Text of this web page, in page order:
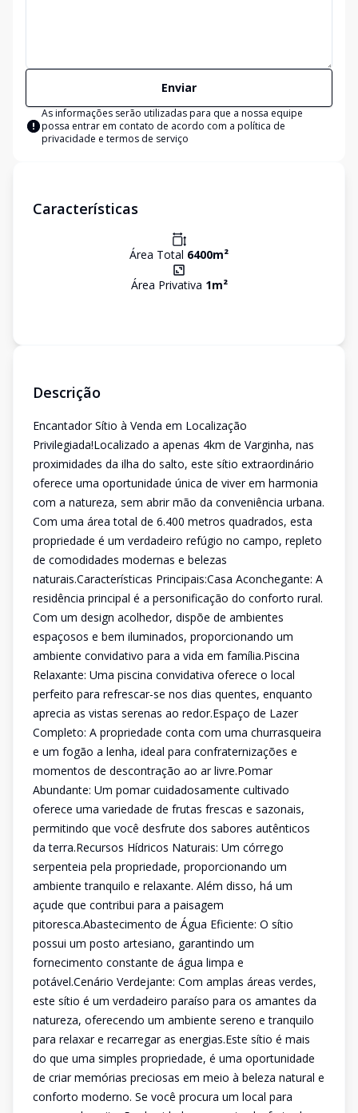
Enviar
As informações serão utilizadas para que a nossa equipe
possa entrar em contato de acordo com a política de
privacidade e termos de serviço
Características
Área Total 6400m²
Área Privativa 1m²
Descrição
Encantador Sítio à Venda em Localização
Privilegiada!Localizado a apenas 4km de Varginha, nas
proximidades da ilha do salto, este sítio extraordinário
oferece uma oportunidade única de viver em harmonia
com a natureza, sem abrir mão da conveniência urbana.
Com uma área total de 6.400 metros quadrados, esta
propriedade é um verdadeiro refúgio no campo, repleto
de comodidades modernas e belezas
naturais.Características Principais:Casa Aconchegante: A
residência principal é a personificação do conforto rural.
Com um design acolhedor, dispõe de ambientes
espaçosos e bem iluminados, proporcionando um
ambiente convidativo para a vida em família.Piscina
Relaxante: Uma piscina convidativa oferece o local
perfeito para refrescar-se nos dias quentes, enquanto
aprecia as vistas serenas ao redor.Espaço de Lazer
Completo: A propriedade conta com uma churrasqueira
e um fogão a lenha, ideal para confraternizações e
momentos de descontração ao ar livre.Pomar
Abundante: Um pomar cuidadosamente cultivado
oferece uma variedade de frutas frescas e sazonais,
permitindo que você desfrute dos sabores autênticos
da terra.Recursos Hídricos Naturais: Um córrego
serpenteia pela propriedade, proporcionando um
ambiente tranquilo e relaxante. Além disso, há um
açude que contribui para a paisagem
pitoresca.Abastecimento de Água Eficiente: O sítio
possui um posto artesiano, garantindo um
fornecimento constante de água limpa e
potável.Cenário Verdejante: Com amplas áreas verdes,
este sítio é um verdadeiro paraíso para os amantes da
natureza, oferecendo um ambiente sereno e tranquilo
para relaxar e recarregar as energias.Este sítio é mais
do que uma simples propriedade, é uma oportunidade
de criar memórias preciosas em meio à beleza natural e
conforto moderno. Se você procura um local para